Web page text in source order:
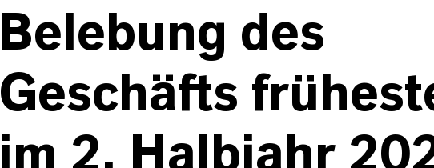
Belebung des
Geschäfts
im 2. Halbjahr